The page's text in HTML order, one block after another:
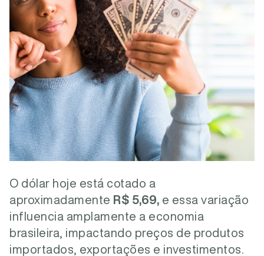
O dólar hoje está cotado a
aproximadamente R$ 5,69, e essa variação
influencia amplamente a economia
brasileira, impactando preços de produtos
importados, exportações e investimentos.